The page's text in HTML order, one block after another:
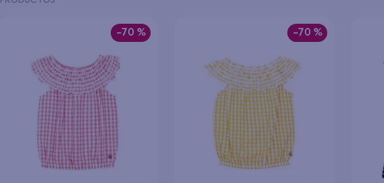
4 bebé
5.
6.
7.
8
9
10
-70 % -70 %